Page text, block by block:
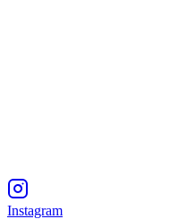
Instagram